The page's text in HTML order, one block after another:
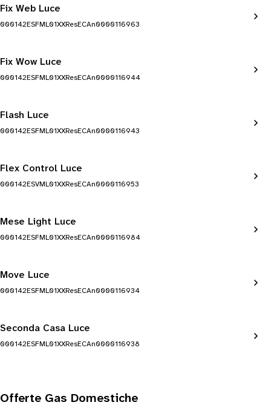
Fix Web Luce
000142ESFML01XXResECAn0000116963
Fix Wow Luce
000142ESFML01XXResECAn0000116944
Flash Luce
000142ESFML01XXResECAn0000116943
Flex Control Luce
000142ESVML01XXResECAn0000116953
Mese Light Luce
000142ESFML01XXResECAn0000116984
Move Luce
000142ESFML01XXResECAn0000116934
Seconda Casa Luce
000142ESFML01XXResECAn0000116938
Offerte Gas Domestiche